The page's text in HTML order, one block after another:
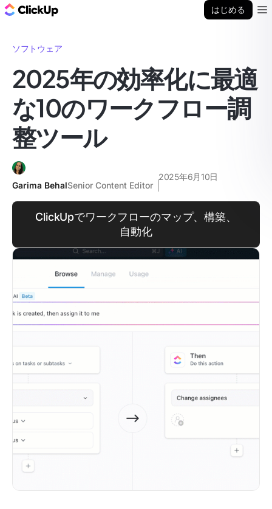
はじめる
ソフトウェア
2025年の効率化に最適
な10のワークフロー調
整ツール
Garima BehalSenior Content Editor
2025年6月10日
ClickUpでワークフローのマップ、構築、
自動化